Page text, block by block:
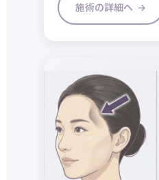
施術の詳細へ